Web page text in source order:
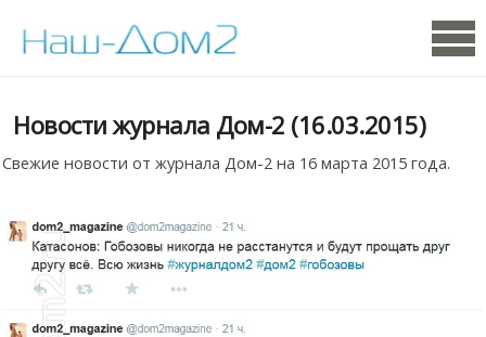
Новости журнала Дом-2 (16.03.2015)
Свежие новости от журнала Дом-2 на 16 марта 2015 года.